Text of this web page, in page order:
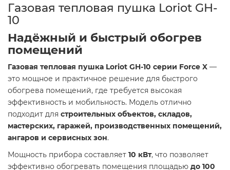
Газовая тепловая пушка Loriot GH-
10
Надёжный и быстрый обогрев
помещений
Газовая тепловая пушка Loriot GH-10 серии Force X —
это мощное и практичное решение для быстрого
обогрева помещений, где требуется высокая
эффективность и мобильность. Модель отлично
подходит для строительных объектов, складов,
мастерских, гаражей, производственных помещений,
ангаров и сервисных зон.
Мощность прибора составляет 10 кВт, что позволяет
эффективно обогревать помещения площадью до 100